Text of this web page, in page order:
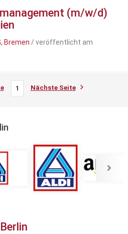
(m/w/d)
Bremen / veröffentlicht am
1 Nächste Seite